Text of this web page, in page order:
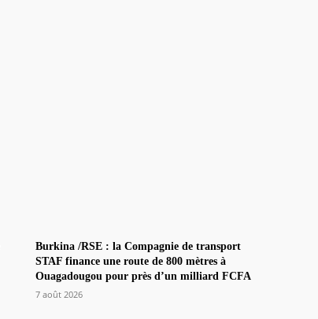
Burkina /RSE : la Compagnie de transport
STAF finance une route de 800 mètres à
Ouagadougou pour près d’un milliard FCFA
7 août 2026